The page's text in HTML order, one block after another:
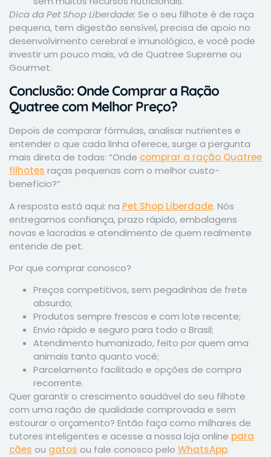
Dica da Pet Shop Liberdade: Se o seu filhote é de raça
pequena, tem digestão sensível, precisa de apoio no
desenvolvimento cerebral e imunológico, e você pode
investir um pouco mais, vá de Quatree Supreme ou
Gourmet.
Conclusão: Onde Comprar a Ração
Quatree com Melhor Preço?
Depois de comparar fórmulas, analisar nutrientes e
entender o que cada linha oferece, surge a pergunta
mais direta de todas: “Onde comprar a ração Quatree
filhotes raças pequenas com o melhor custo-
benefício?”
A resposta está aqui: na Pet Shop Liberdade. Nós
entregamos confiança, prazo rápido, embalagens
novas e lacradas e atendimento de quem realmente
entende de pet.
Por que comprar conosco?
Preços competitivos, sem pegadinhas de frete
absurdo;
Produtos sempre frescos e com lote recente;
Envio rápido e seguro para todo o Brasil;
Atendimento humanizado, feito por quem ama
animais tanto quanto você;
Parcelamento facilitado e opções de compra
recorrente.
Quer garantir o crescimento saudável do seu filhote
com uma ração de qualidade comprovada e sem
estourar o orçamento? Então faça como milhares de
tutores inteligentes e acesse a nossa loja online para
cães ou gatos ou fale conosco pelo WhatsApp.